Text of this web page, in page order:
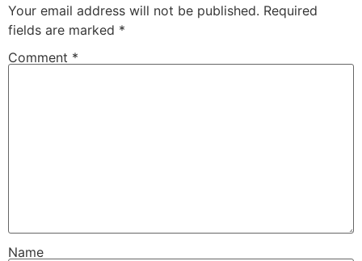
Your email address will not be published. Required
fields are marked *
Comment *
Name